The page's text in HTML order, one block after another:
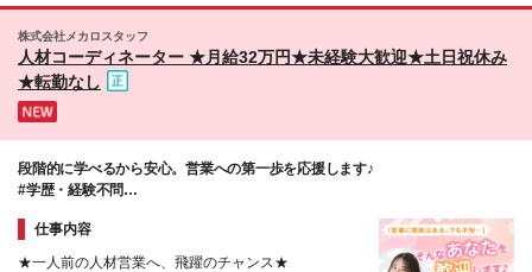
株式会社メカロスタッフ
人材コーディネーター ★月給32万円★未経験大歓迎★土日祝休み
★転勤なし
段階的に学べるから安心。営業への第一歩を応援します♪
#学歴・経験不問
仕事内容
★一人前の人材営業へ、飛躍のチャンス★